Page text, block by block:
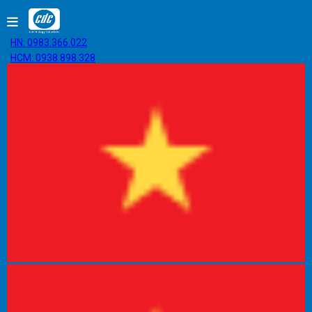
HN: 0983.366.022
HCM: 0938.898.328